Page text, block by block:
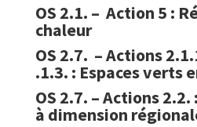
OS 2.1. – Action 5 :
chaleur
OS 2.7. – Actions
.1.3. : Espaces verts
OS 2.7. – Actions
à dimension